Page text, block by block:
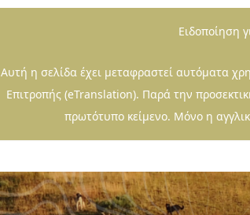
Ειδοποίηση
Αυτή η σελίδα έχει μεταφραστεί αυτόματα
Επιτροπής (eTranslation). Παρά την
πρωτότυπο κείμενο. Μόνο η